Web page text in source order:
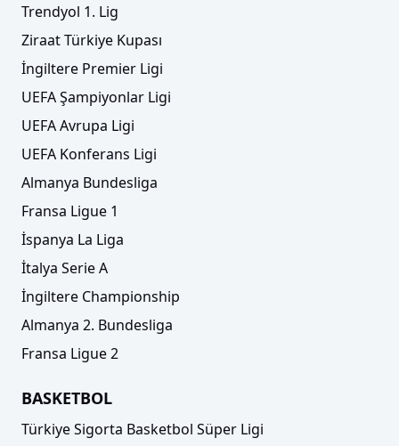
Trendyol 1. Lig
Ziraat Türkiye Kupası
İngiltere Premier Ligi
UEFA Şampiyonlar Ligi
UEFA Avrupa Ligi
UEFA Konferans Ligi
Almanya Bundesliga
Fransa Ligue 1
İspanya La Liga
İtalya Serie A
İngiltere Championship
Almanya 2. Bundesliga
Fransa Ligue 2
BASKETBOL
Türkiye Sigorta Basketbol Süper Ligi